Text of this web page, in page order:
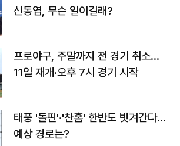
신동엽, 무슨 일이길래?
프로야구, 주말까지 전 경기 취소…
11일 재개·오후 7시 경기 시작
태풍 '돌핀'·'찬홈' 한반도 빗겨간다…
예상 경로는?